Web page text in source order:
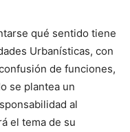
qué sentido tiene
Urbanísticas, con
de funciones,
se plantea un
al
el tema de su